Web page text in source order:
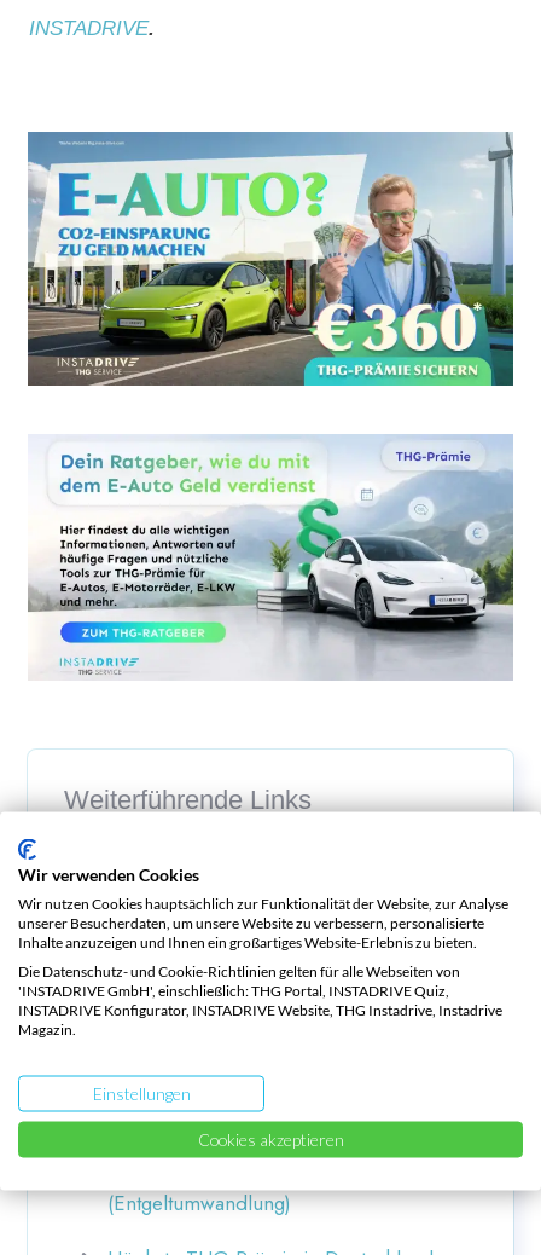
INSTADRIVE.
Weiterführende Links
Deutschland
E-Auto Gebrauchtwagen Leasing
Elektroauto Firmenwagen Leasing
40% Ersparnis bei Mitarbeiterleasing
(Entgeltumwandlung)
Wir verwenden Cookies
Wir nutzen Cookies hauptsächlich zur Funktionalität der Website, zur Analyse
unserer Besucherdaten, um unsere Website zu verbessern, personalisierte
Inhalte anzuzeigen und Ihnen ein großartiges Website-Erlebnis zu bieten.
Die Datenschutz- und Cookie-Richtlinien gelten für alle Webseiten von
'INSTADRIVE GmbH', einschließlich: THG Portal, INSTADRIVE Quiz,
INSTADRIVE Konfigurator, INSTADRIVE Website, THG Instadrive, Instadrive
Magazin.
Einstellungen
Cookies akzeptieren